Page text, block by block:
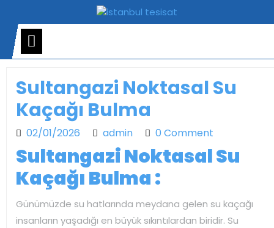
content
Sultangazi Noktasal Su
Kaçağı Bulma
02/01/2026 02/01/2026
adminadmin0 Comment
Sultangazi Noktasal Su
Kaçağı Bulma :
Günümüzde su hatlarında meydana gelen su kaçağı
insanların yaşadığı en büyük sıkıntılardan biridir. Su